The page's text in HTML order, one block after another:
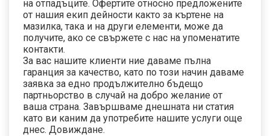
на отпадъците. Офертите относно предложените
от нашия екип дейности както за къртене на
мазилка, така и на други елементи, може да
получите, ако се свържете с нас на упоменатите
контакти.
За вас нашите клиенти ние даваме пълна
гаранция за качество, като по този начин даваме
заявка за едно продължително бъдещо
партньорство в случай на добро желание от
ваша страна. Завършваме днешната ни статия
като ви каним да употребите нашите услуги още
днес. Довиждане.